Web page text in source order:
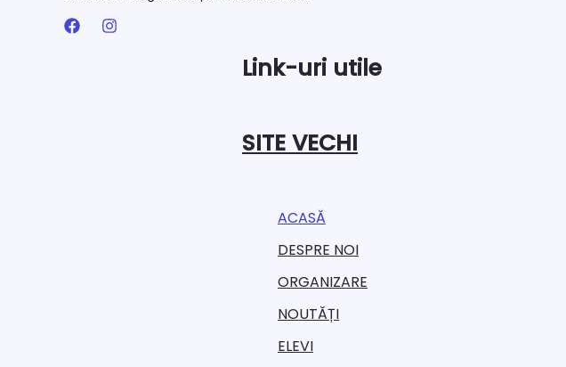
Link-uri utile
SITE VECHI
ACASĂ
DESPRE NOI
ORGANIZARE​
NOUTĂȚI
ELEVI